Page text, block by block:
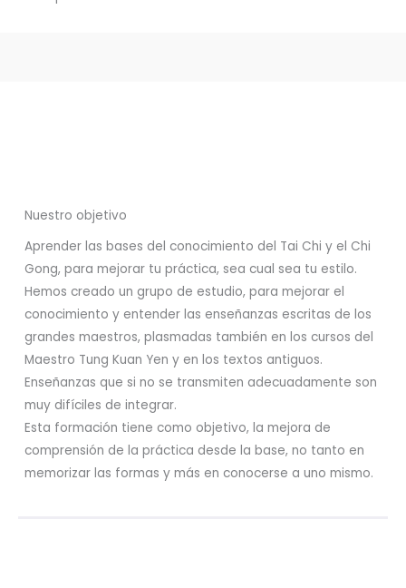
Nuestro objetivo
Aprender las bases del conocimiento del Tai Chi y el Chi
Gong, para mejorar tu práctica, sea cual sea tu estilo.
Hemos creado un grupo de estudio, para mejorar el
conocimiento y entender las enseñanzas escritas de los
grandes maestros, plasmadas también en los cursos del
Maestro Tung Kuan Yen y en los textos antiguos.
Enseñanzas que si no se transmiten adecuadamente son
muy difíciles de integrar.
Esta formación tiene como objetivo, la mejora de
comprensión de la práctica desde la base, no tanto en
memorizar las formas y más en conocerse a uno mismo.